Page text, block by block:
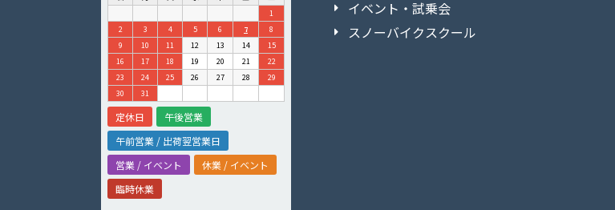
1
2
3 4 5 6 7
8
9
10 11 12 13 14
15
16
17 18 19 20 21
22
23
24 25 26 27 28
29
30
31
定休日
午後営業
午前営業 / 出荷翌営業日
営業 / イベント
休業 / イベント
臨時休業
イベント・試乗会
スノーバイクスクール